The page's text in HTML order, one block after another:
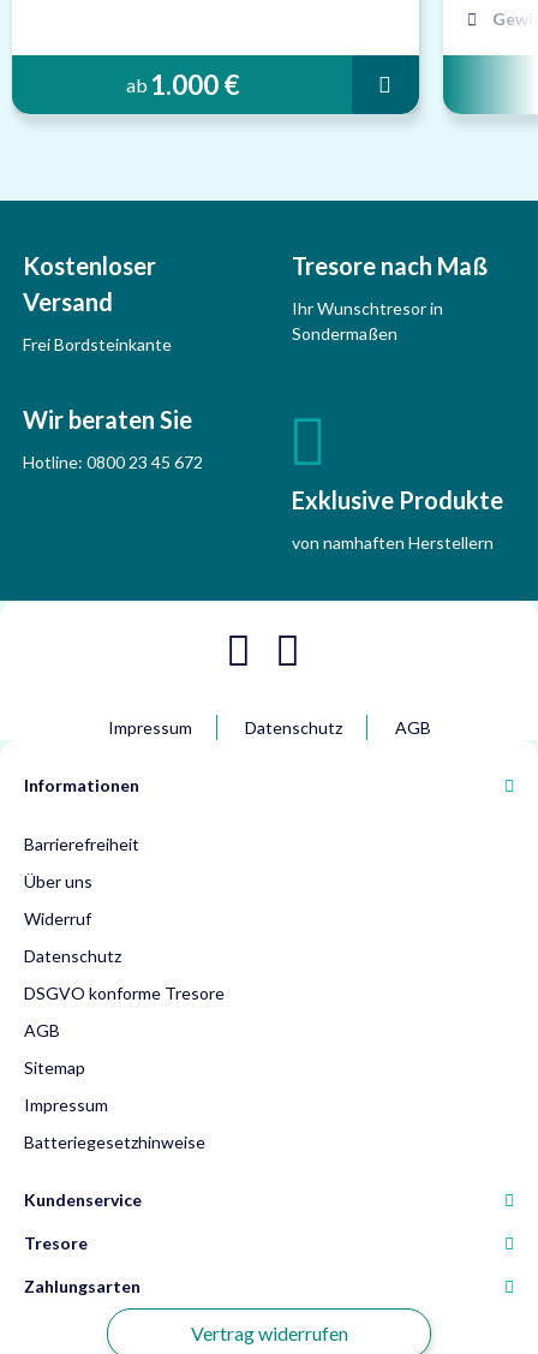
ab 1.000 €
Kostenloser
Versand
Frei Bordsteinkante
Tresore nach Maß
Ihr Wunschtresor in
Sondermaßen
Wir beraten Sie
Hotline: 0800 23 45 672
Exklusive Produkte
von namhaften Herstellern
Impressum Datenschutz AGB
Informationen
Barrierefreiheit
Über uns
Widerruf
Datenschutz
DSGVO konforme Tresore
AGB
Sitemap
Impressum
Batteriegesetzhinweise
Kundenservice
Tresore
Zahlungsarten
Vertrag widerrufen